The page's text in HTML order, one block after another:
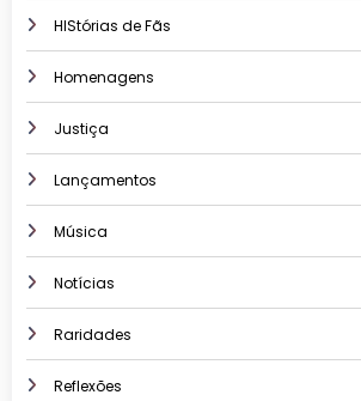
HIStórias de Fãs
Homenagens
Justiça
Lançamentos
Música
Notícias
Raridades
Reflexões